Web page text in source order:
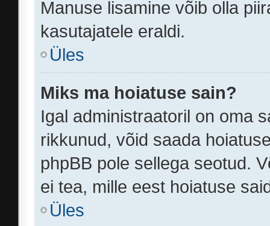
Manuse lisamine võib olla
kasutajatele eraldi.
Üles
Miks ma hoiatuse sain?
Igal administraatoril on oma
rikkunud, võid saada
phpBB pole sellega seotud.
ei tea, mille eest hoiatuse
Üles